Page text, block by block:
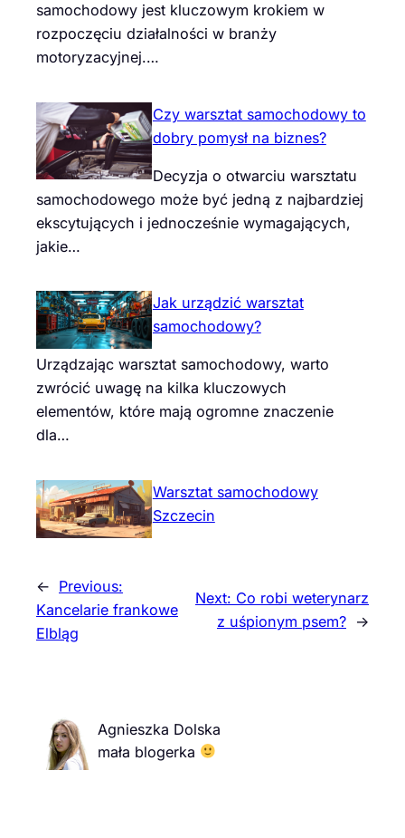
samochodowy jest kluczowym krokiem w
rozpoczęciu działalności w branży
motoryzacyjnej.…
Czy warsztat samochodowy to
dobry pomysł na biznes?
Decyzja o otwarciu warsztatu
samochodowego może być jedną z najbardziej
ekscytujących i jednocześnie wymagających,
jakie…
Jak urządzić warsztat
samochodowy?
Urządzając warsztat samochodowy, warto
zwrócić uwagę na kilka kluczowych
elementów, które mają ogromne znaczenie
dla…
Warsztat samochodowy
Szczecin
← Previous:
Kancelarie frankowe
Elbląg
Next: Co robi weterynarz
z uśpionym psem? →
Agnieszka Dolska
mała blogerka